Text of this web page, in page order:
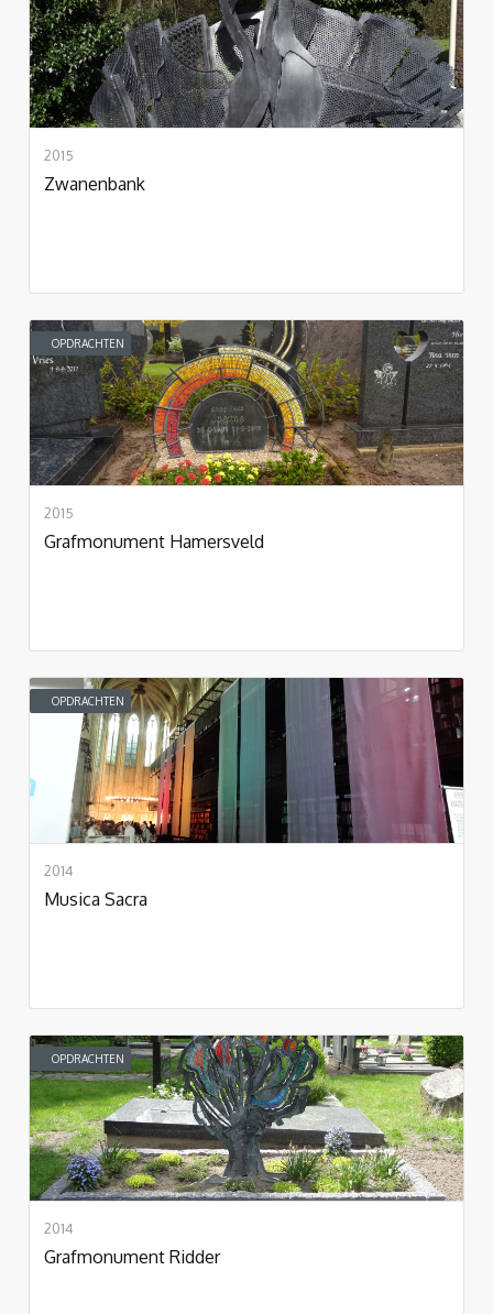
2015
Zwanenbank
OPDRACHTEN
2015
Grafmonument Hamersveld
OPDRACHTEN
2014
Musica Sacra
OPDRACHTEN
2014
Grafmonument Ridder